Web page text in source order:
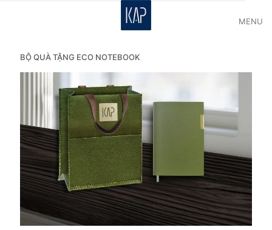
MENU
BỘ QUÀ TẶNG ECO NOTEBOOK